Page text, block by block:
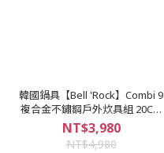
韓國鍋具【Bell 'Rock】Combi 9
複合金不鏽鋼戶外炊具組 20CM
不鏽鋼 不沾鍋 （附收納袋）
NT$3,980
NT$4,980